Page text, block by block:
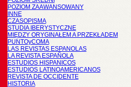
POZIOM ZAAWANSOWANY
INNE
CZASOPISMA
STUDIA IBERYSTYCZNE
MIĘDZY ORYGINAŁEM A PRZEKŁADEM
PUNTOyCOMA
LAS REVISTAS ESPANOLAS
LA REVISTA ESPAÑOLA
ESTUDIOS HISPANICOS
ESTUDIOS LATINOAMERICANOS
REVISTA DE OCCIDENTE
HISTORIA